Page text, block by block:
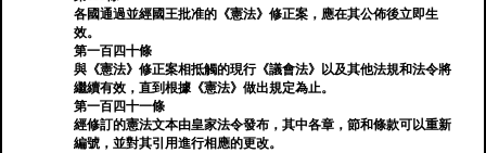
各國通過並經國王批准的《憲法》修正案，應在其公佈後立即生
效。
第一百四十條
與《憲法》修正案相抵觸的現行《議會法》以及其他法規和法令將
繼續有效，直到根據《憲法》做出規定為止。
第一百四十一條
經修訂的憲法文本由皇家法令發布，其中各章，節和條款可以重新
編號，並對其引用進行相應的更改。